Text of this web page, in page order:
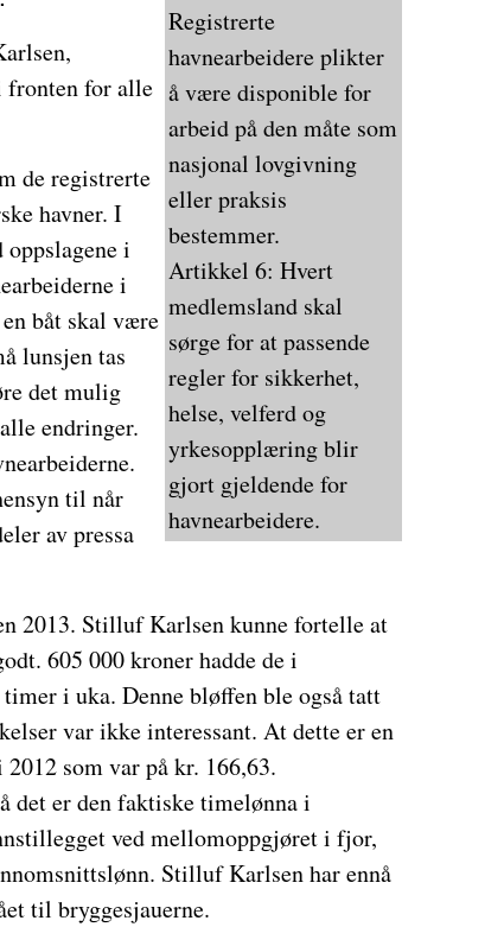
Registrerte
havnearbeidere plikter
å være disponible for
arbeid på den måte som
nasjonal lovgivning
eller praksis
bestemmer.
Artikkel 6: Hvert
medlemsland skal
sørge for at passende
regler for sikkerhet,
helse, velferd og
yrkesopplæring blir
gjort gjeldende for
havnearbeidere.
fronten for alle
de registrerte
havner. I
i
i
båt skal være
lunsjen tas
det mulig
endringer.
til når
av pressa
2013. Stilluf Karlsen kunne fortelle at
605 000 kroner hadde de i
i uka. Denne bløffen ble også tatt
var ikke interessant. At dette er en
som var på kr. 166,63.
det er den faktiske timelønna i
ved mellomoppgjøret i fjor,
Stilluf Karlsen har ennå
til bryggesjauerne.